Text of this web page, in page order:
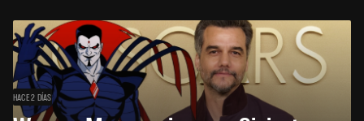
HACE 2 DÍAS